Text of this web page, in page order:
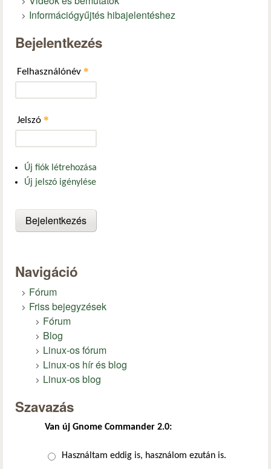
Információgyűjtés hibajelentéshez
Bejelentkezés
Felhasználónév *
Jelszó *
Új fiók létrehozása
Új jelszó igénylése
Navigáció
Fórum
Friss bejegyzések
Fórum
Blog
Linux-os fórum
Linux-os hír és blog
Linux-os blog
Szavazás
Van új Gnome Commander 2.0:
Választások
Használtam eddig is, használom ezután is.